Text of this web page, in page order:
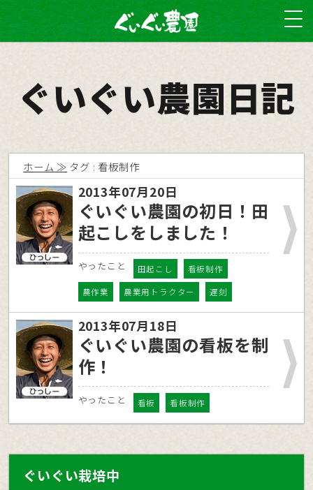
ぐいぐい農園日記
ホーム タグ : 看板制作
2013年07月20日
ぐいぐい農園の初日！田
起こしをしました！
やったこと 田起こし 看板制作
農作業 農業用トラクター 遅刻
2013年07月18日
ぐいぐい農園の看板を制
作！
やったこと 看板 看板制作
ぐいぐい栽培中